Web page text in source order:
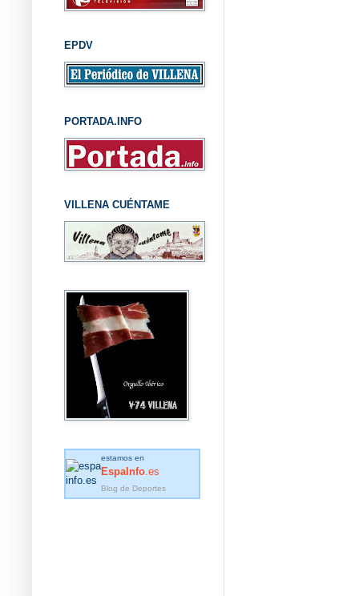
EPDV
PORTADA.INFO
VILLENA CUÉNTAME
estamos en
EspaInfo .es
Blog de Deportes